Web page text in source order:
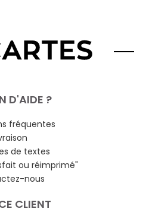
D'AIDE ?
fréquentes
de textes
ou réimprimé"
nous
CLIENT